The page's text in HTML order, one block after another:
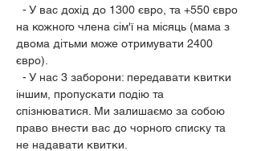
на кожного члена сім'ї на місяць (мама з
двома дітьми може отримувати 2400
євро).
іншим, пропускати подію та
спізнюватися. Ми залишаємо за собою
право внести вас до чорного списку та
не надавати квитки.